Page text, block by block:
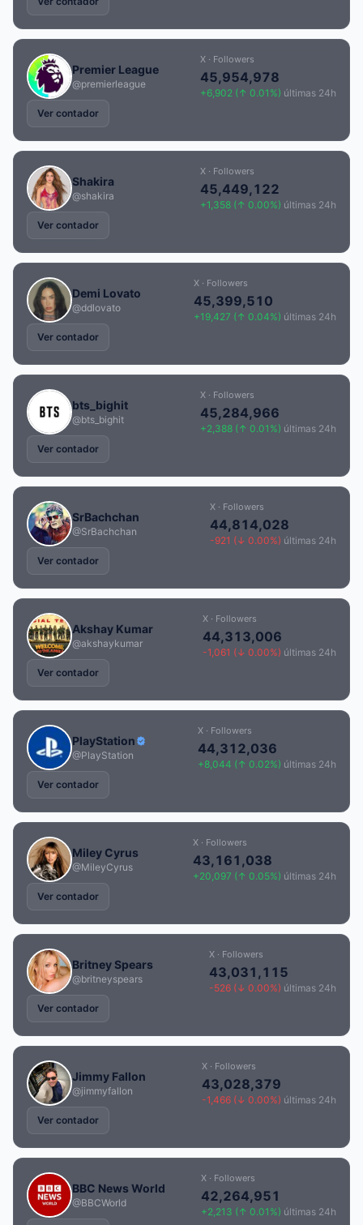
Premier League
@premierleague
X · Followers
45,954,978
+6,902 (↑ 0.01%) últimas 24h
Ver contador
Shakira
@shakira
X · Followers
45,449,122
+1,358 (↑ 0.00%) últimas 24h
Ver contador
Demi Lovato
@ddlovato
X · Followers
45,399,510
+19,427 (↑ 0.04%) últimas 24h
Ver contador
bts_bighit
@bts_bighit
X · Followers
45,284,966
+2,388 (↑ 0.01%) últimas 24h
Ver contador
SrBachchan
@SrBachchan
X · Followers
44,814,028
-921 (↓ 0.00%) últimas 24h
Ver contador
Akshay Kumar
@akshaykumar
X · Followers
44,313,006
-1,061 (↓ 0.00%) últimas 24h
Ver contador
PlayStation
@PlayStation
X · Followers
44,312,036
+8,044 (↑ 0.02%) últimas 24h
Ver contador
Miley Cyrus
@MileyCyrus
X · Followers
43,161,038
+20,097 (↑ 0.05%) últimas 24h
Ver contador
Britney Spears
@britneyspears
X · Followers
43,031,115
-526 (↓ 0.00%) últimas 24h
Ver contador
Jimmy Fallon
@jimmyfallon
X · Followers
43,028,379
-1,466 (↓ 0.00%) últimas 24h
Ver contador
BBC News World
@BBCWorld
X · Followers
42,264,951
+2,213 (↑ 0.01%) últimas 24h